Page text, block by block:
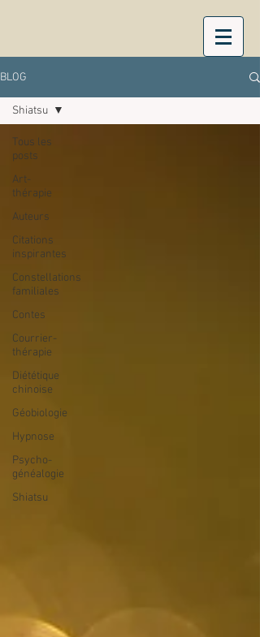
BLOG
Tous les
posts
Art-
thérapie
Auteurs
Citations
inspirantes
Constellations
familiales
Contes
Courrier-
thérapie
Diététique
chinoise
Géobiologie
Hypnose
Psycho-
généalogie
Shiatsu
Shiatsu